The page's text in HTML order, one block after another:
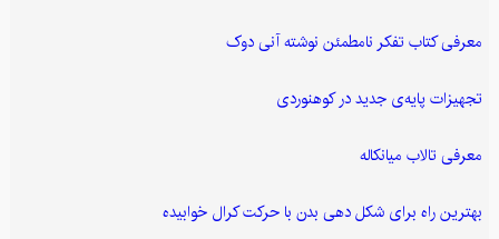
معرفی کتاب تفکر نامطمئن نوشته آنی دوک
تجهیزات پایه‌ی جدید در کوهنوردی
معرفی تالاب میانکاله
بهترین راه برای شکل دهی بدن با حرکت کرال خوابیده